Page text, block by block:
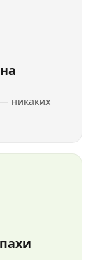
никаких